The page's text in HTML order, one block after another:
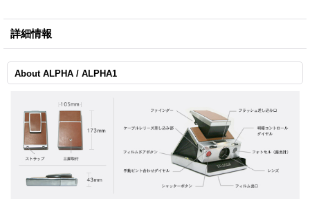
詳細情報
About ALPHA / ALPHA1